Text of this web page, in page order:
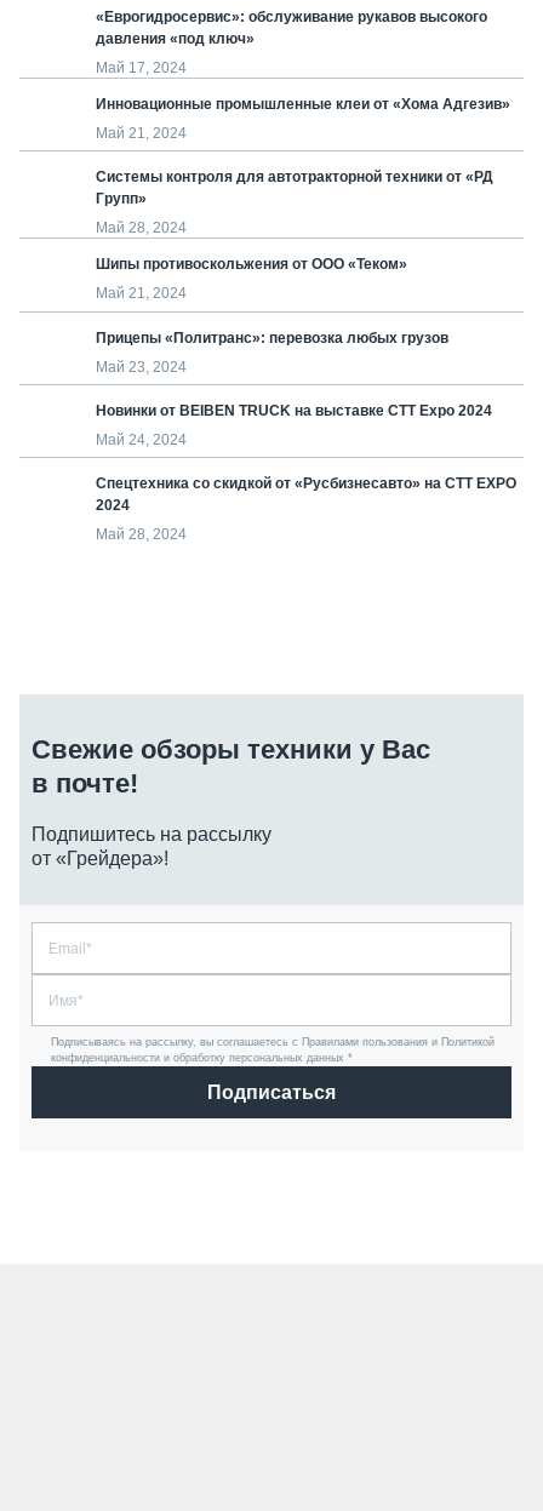
«Еврогидросервис»: обслуживание рукавов высокого
давления «под ключ»
Май 17, 2024
Инновационные промышленные клеи от «Хома Адгезив»
Май 21, 2024
Системы контроля для автотракторной техники от «РД
Групп»
Май 28, 2024
Шипы противоскольжения от ООО «Теком»
Май 21, 2024
Прицепы «Политранс»: перевозка любых грузов
Май 23, 2024
Новинки от BEIBEN TRUCK на выставке СТТ Expo 2024
Май 24, 2024
Спецтехника со скидкой от «Русбизнесавто» на СТТ EXPO
2024
Май 28, 2024
Свежие обзоры техники у Вас
в почте!
Подпишитесь на рассылку
от «Грейдера»!
Подписываясь на рассылку, вы соглашаетесь с Правилами пользования и Политикой
конфиденциальности и обработку персональных данных *
Подписаться